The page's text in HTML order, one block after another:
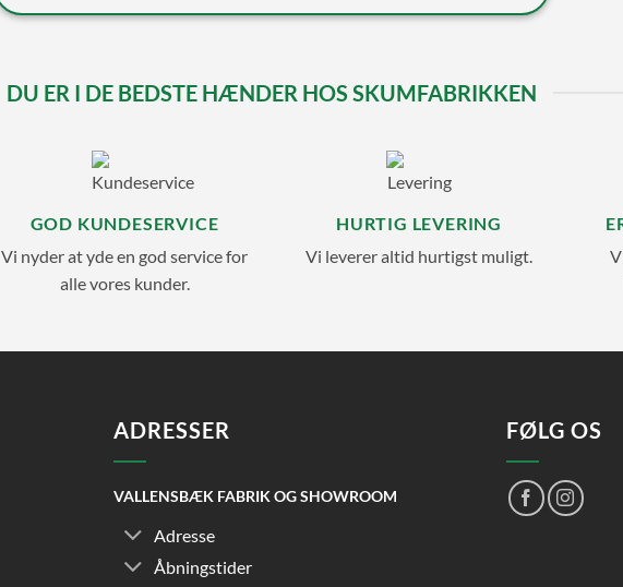
DU ER I DE BEDSTE HÆNDER HOS SKUMFABRIKKEN
GOD KUNDESERVICE
Vi nyder at yde en god service for
alle vores kunder.
HURTIG LEVERING
Vi leverer altid hurtigst muligt.
ADRESSER
VALLENSBÆK FABRIK OG SHOWROOM
Adresse
Åbningstider
FØLG OS